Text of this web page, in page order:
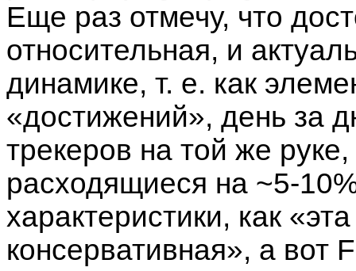
Еще раз отмечу, что
относительная, и
динамике, т. е. как
«достижений», день за
трекеров на той же
расходящиеся на ~5-
характеристики, как
консервативная», а вот